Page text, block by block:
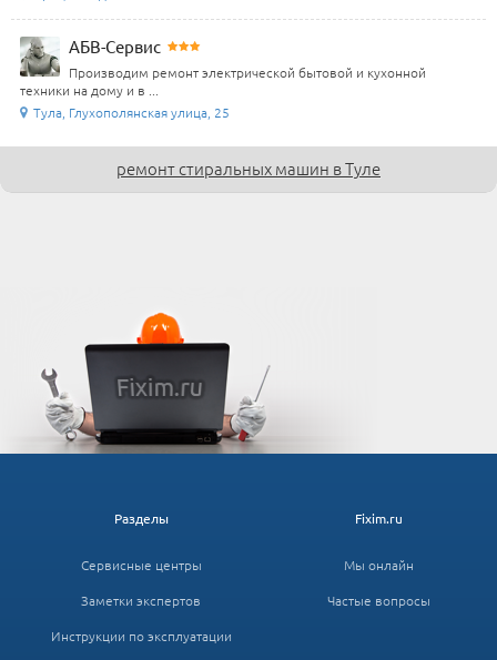
АБВ-Сервис
Производим ремонт электрической бытовой и кухонной
техники на дому и в ...
Тула, Глухополянская улица, 25
ремонт стиральных машин в Туле
Fixim.ru
Мы онлайн
Частые вопросы
Разделы
Сервисные центры
Заметки экспертов
Инструкции по эксплуатации